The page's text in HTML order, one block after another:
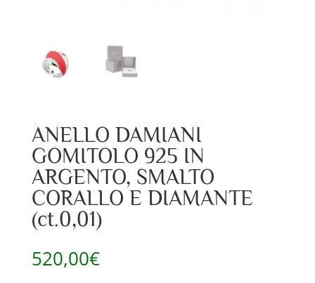
ANELLO DAMIANI
GOMITOLO 925 IN
ARGENTO, SMALTO
CORALLO E DIAMANTE
(ct.0,01)
520,00€